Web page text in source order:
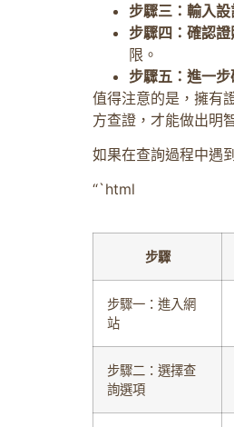
步驟三：輸入設
步驟四：確認證
限。
步驟五：進一步
值得注意的是，擁有
方查證，才能做出明
如果在查詢過程中遇
“`html
步驟
步驟一：進入網
站
步驟二：選擇查
詢選項